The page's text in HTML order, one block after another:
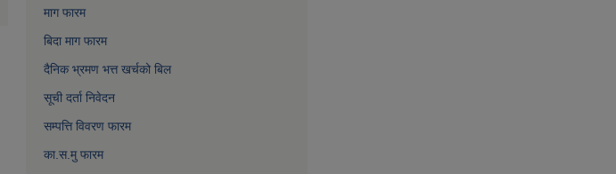
माग फारम
बिदा माग फारम
दैनिक भ्रमण भत्त खर्चको बिल
सूची दर्ता निवेदन
सम्पत्ति विवरण फारम
का.स.मु फारम